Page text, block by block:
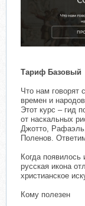
Тариф Базовый
Что нам говорят
времен и
Этот курс – гид
от наскальных
Джотто,
Поленов.
Когда появилось
русская икона
христианское
Кому полезен